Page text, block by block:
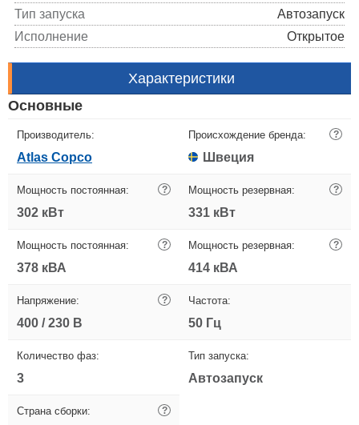
Тип запуска
Автозапуск
Исполнение
Открытое
Характеристики
Основные
Производитель:
Atlas Copco
Происхождение бренда: ?
Швеция
Мощность постоянная: ?
302 кВт
Мощность резервная: ?
331 кВт
Мощность постоянная: ?
378 кВА
Мощность резервная: ?
414 кВА
Напряжение: ?
400 / 230 В
Частота:
50 Гц
Количество фаз:
3
Тип запуска:
Автозапуск
Страна сборки: ?